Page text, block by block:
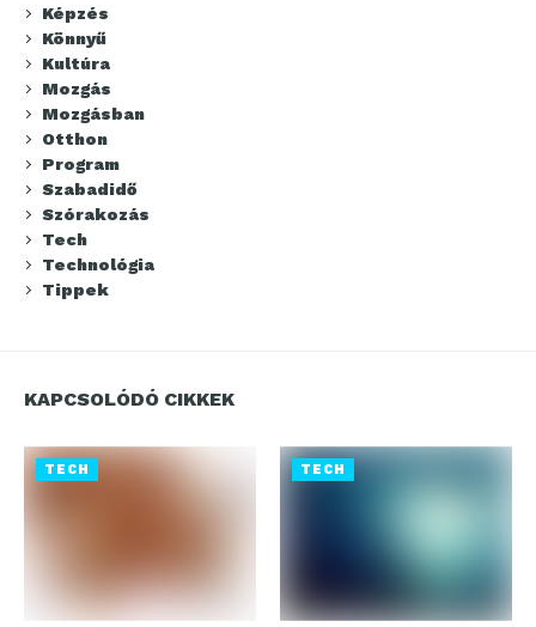
Képzés
Könnyű
Kultúra
Mozgás
Mozgásban
Otthon
Program
Szabadidő
Szórakozás
Tech
Technológia
Tippek
KAPCSOLÓDÓ CIKKEK
TECH TECH